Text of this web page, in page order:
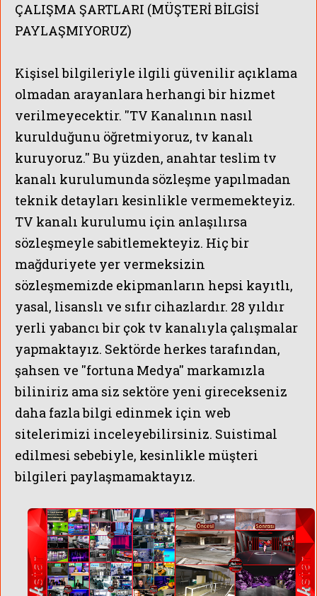
ÇALIŞMA ŞARTLARI (MÜŞTERİ BİLGİSİ
PAYLAŞMIYORUZ)
Kişisel bilgileriyle ilgili güvenilir açıklama
olmadan arayanlara herhangi bir hizmet
verilmeyecektir. ''TV Kanalının nasıl
kurulduğunu öğretmiyoruz, tv kanalı
kuruyoruz.'' Bu yüzden, anahtar teslim tv
kanalı kurulumunda sözleşme yapılmadan
teknik detayları kesinlikle vermemekteyiz.
TV kanalı kurulumu için anlaşılırsa
sözleşmeyle sabitlemekteyiz. Hiç bir
mağduriyete yer vermeksizin
sözleşmemizde ekipmanların hepsi kayıtlı,
yasal, lisanslı ve sıfır cihazlardır. 28 yıldır
yerli yabancı bir çok tv kanalıyla çalışmalar
yapmaktayız. Sektörde herkes tarafından,
şahsen ve ''fortuna Medya'' markamızla
biliniriz ama siz sektöre yeni girecekseniz
daha fazla bilgi edinmek için web
sitelerimizi inceleyebilirsiniz. Suistimal
edilmesi sebebiyle, kesinlikle müşteri
bilgileri paylaşmamaktayız.